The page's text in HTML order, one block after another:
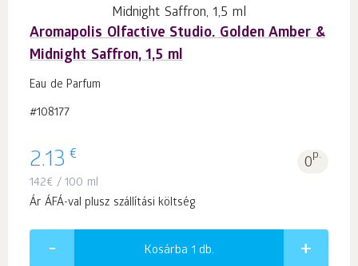
Aromapolis Olfactive Studio. Golden Amber &
Midnight Saffron, 1,5 ml
Eau de Parfum
#108177
2.13 € 0p.
142€ / 100 ml
Ár ÁFÁ-val plusz szállítási költség
Kosárba 1 db.